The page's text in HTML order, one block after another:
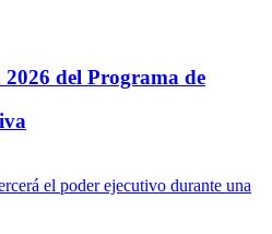
del Programa de